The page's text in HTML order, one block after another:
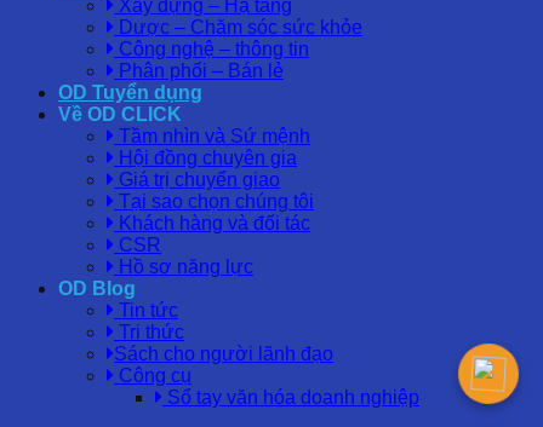
Xây dựng – Hạ tầng
Dược – Chăm sóc sức khỏe
Công nghệ – thông tin
Phân phối – Bán lẻ
OD Tuyển dụng
Về OD CLICK
Tầm nhìn và Sứ mệnh
Hội đồng chuyên gia
Giá trị chuyển giao
Tại sao chọn chúng tôi
Khách hàng và đối tác
CSR
Hồ sơ năng lực
OD Blog
Tin tức
Tri thức
Sách cho người lãnh đạo
Công cụ
Sổ tay văn hóa doanh nghiệp